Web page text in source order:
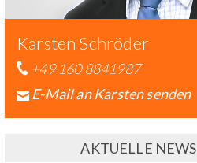
Karsten Schröder
+49 160 8841987
E-Mail an Karsten senden
AKTUELLE NEWS